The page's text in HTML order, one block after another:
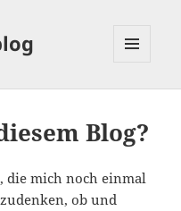
Blog?
die mich noch einmal
ob und